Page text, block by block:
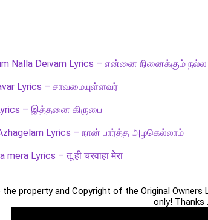
Nalla Deivam Lyrics – என்னை நினைக்கும்
Lyrics – சாவமையுள்ளவர்
– இத்தனை கிருபை
Lyrics – நான் பார்த்த அழகெல்லாம்
mera Lyrics – तू ही चरवाहा मेरा
the property and Copyright of the Original Owners
only! Thanks .